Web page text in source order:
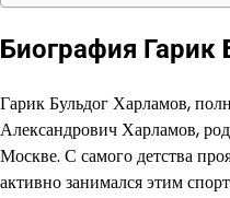
Биография Гарик
Гарик Бульдог Харламов,
Александрович Харламов,
Москве. С самого детства
активно занимался этим